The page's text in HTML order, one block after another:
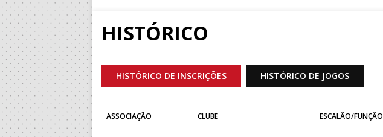
HISTÓRICO
HISTÓRICO DE INSCRIÇÕES HISTÓRICO DE JOGOS
ASSOCIAÇÃO CLUBE ESCALÃO/FUNÇÃO